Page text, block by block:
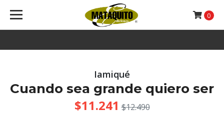
0
Iamiqué
Cuando sea grande quiero ser
$11.241 $12.490